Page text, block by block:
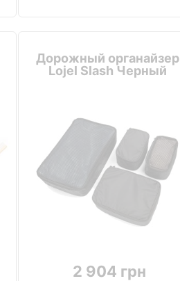
Дорожный органайзер
Lojel Slash Черный
2 904 грн